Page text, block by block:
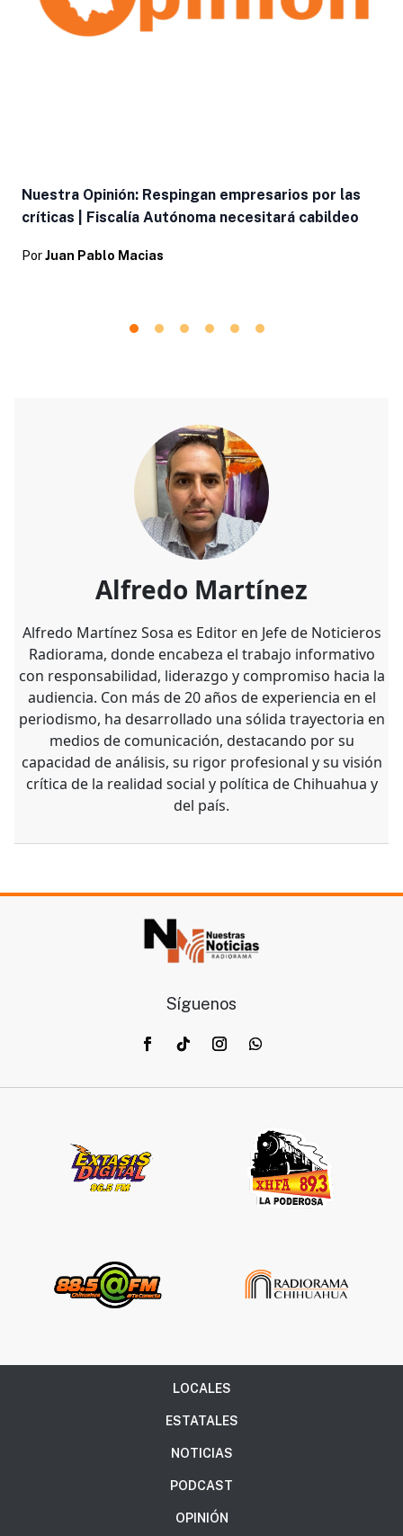
Nuestra Opinión: Respingan empresarios por las
críticas | Fiscalía Autónoma necesitará cabildeo
Por Juan Pablo Macias
Alfredo Martínez
Alfredo Martínez Sosa es Editor en Jefe de Noticieros
Radiorama, donde encabeza el trabajo informativo
con responsabilidad, liderazgo y compromiso hacia la
audiencia. Con más de 20 años de experiencia en el
periodismo, ha desarrollado una sólida trayectoria en
medios de comunicación, destacando por su
capacidad de análisis, su rigor profesional y su visión
crítica de la realidad social y política de Chihuahua y
del país.
Síguenos
LOCALES
ESTATALES
NOTICIAS
PODCAST
OPINIÓN